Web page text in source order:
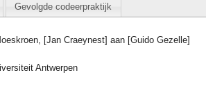
Gevolgde codeerpraktijk
[Jan Craeynest] aan [Guido Gezelle]
Antwerpen